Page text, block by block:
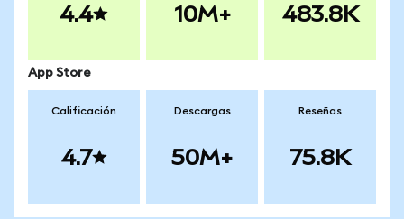
4.4 10M+ 483.8K
App Store
Calificación
4.7
Descargas
50M+
Reseñas
75.8K